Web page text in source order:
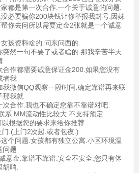
都是第一次合作.一个关于诚意的问题.
必要骗你200块钱让你举报我封号.因妹
你去问所以需要定金2张就是一个诚意
孩资料啥的.问东问西的.
然一句不要了或者啥的.那我辛苦半天.
合作都需要诚意保证金200.如果您没有
者我
微信QQ观察一段时间.确定靠谱再来联
那我就
合作.我也不确定您靠不靠谱对吧.
系.MM流动性比较大.不支持预定
根据您的要求来给你推荐.
.(上门2次起.或者包夜.)
个问题.女孩都有独立公寓.小区环境温
问题
意金.靠谱不靠谱.安全不安全.您只有体
胡哨.